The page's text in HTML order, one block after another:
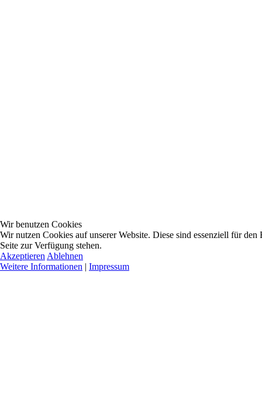
Wir benutzen Cookies
Wir nutzen Cookies auf unserer Website. Diese sind essenziell für
Seite zur Verfügung stehen.
Akzeptieren Ablehnen
Weitere Informationen | Impressum